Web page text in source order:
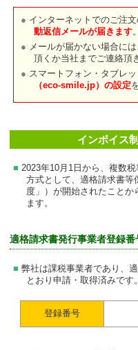
インターネットでのご注
動返信メールが届きます。
メールが届かない場合に
頂くか当社までご連絡頂
スマートフォン・タブレッ
（eco-smile.jp）の設定
インボイス
2023年10月1日から、複数
方式として、適格請求書等
度」）が開始されたことか
ます。
適格請求書発行事業者登録番
弊社は課税事業者であり、
とおり申請・取得済みです。
登録番号